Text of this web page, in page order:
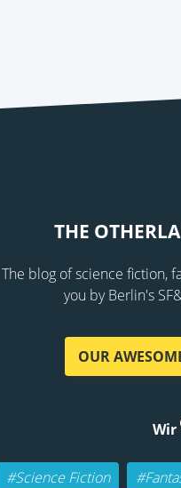
THE
The blog of science fiction,
you by Berlin's
OUR
Wir
#Science Fiction